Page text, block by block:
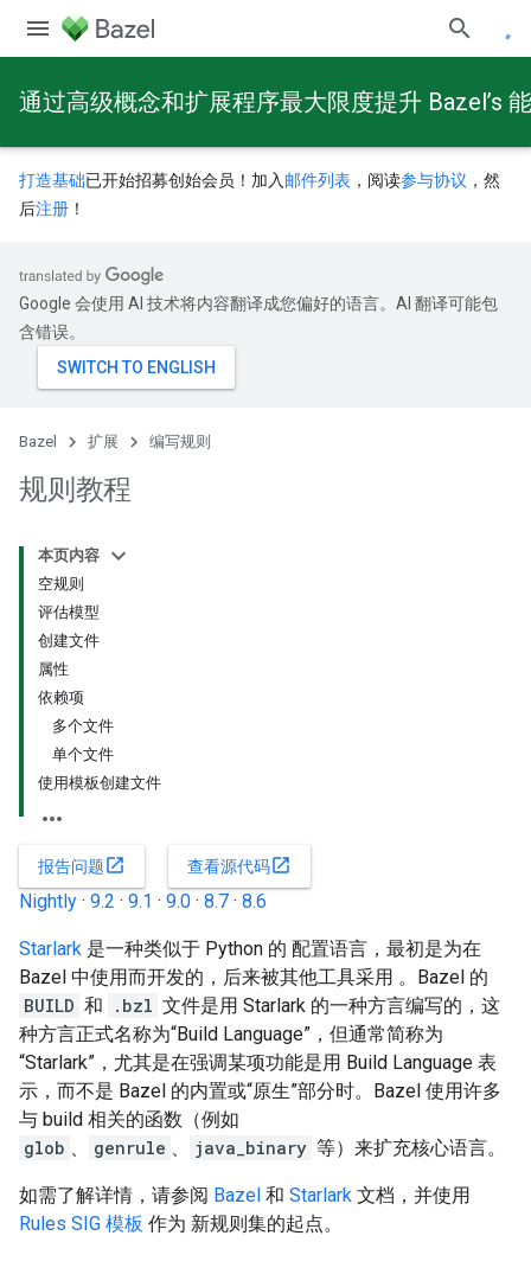
通过高级概念和扩展程序最大限度提升 Bazel’s
打造基础已开始招募创始会员！加入 邮件列表 ，阅读参与协议 ，然
后注册 ！
Google 会使用 AI 技术将内容翻译成您偏好的语言。AI 翻译可能包
含错误。
Bazel 扩展 编写规则
规则教程
本页内容
空规则
评估模型
创建文件
属性
依赖项
多个文件
单个文件
使用模板创建文件
报告问题open_in_new 查看源代码open_in_new
Nightly · 9.2 · 9.1 · 9.0 · 8.7 · 8.6
Starlark 是一种类似于 Python 的 配置语言，最初是为在
Bazel 中使用而开发的，后来被其他工具采用 。Bazel 的
BUILD 和 .bzl 文件是用 Starlark 的一种方言编写的，这
种方言正式名称为“Build Language”，但通常简称为
“Starlark”，尤其是在强调某项功能是用 Build Language 表
示，而不是 Bazel 的内置或“原生”部分时。Bazel 使用许多
与 build 相关的函数（例如
glob 、 genrule 、 java_binary 等）来扩充核心语言。
如需了解详情，请参阅 Bazel 和 Starlark 文档，并使用
Rules SIG 模板 作为 新规则集的起点。